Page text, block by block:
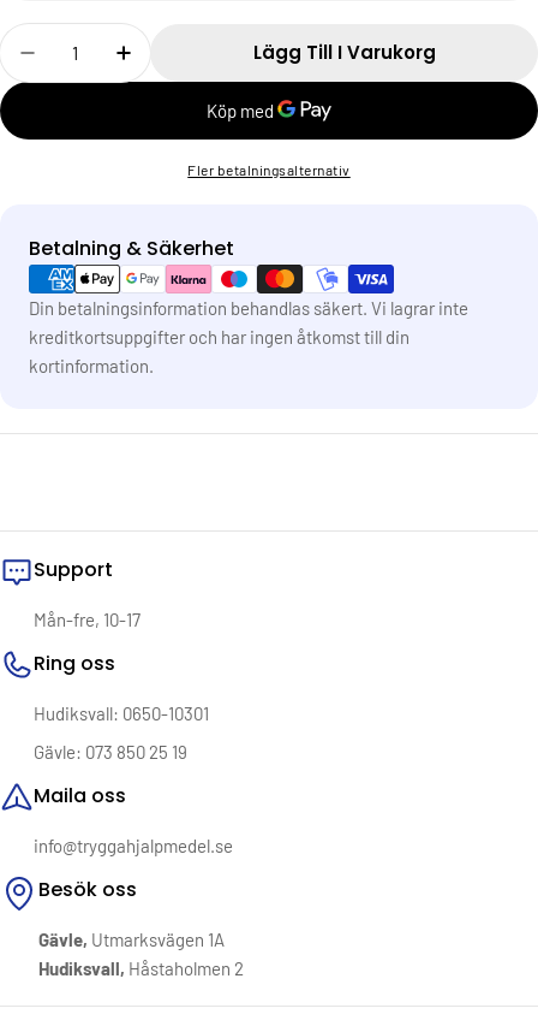
Antal
Lägg Till I Varukorg
Fler betalningsalternativ
Betalning & Säkerhet
Betalningsmetoder
Din betalningsinformation behandlas säkert. Vi lagrar inte
kreditkortsuppgifter och har ingen åtkomst till din
kortinformation.
Support
Mån-fre, 10-17
Ring oss
Hudiksvall: 0650-10301
Gävle: 073 850 25 19
Maila oss
info@tryggahjalpmedel.se
Besök oss
Gävle, Utmarksvägen 1A
Hudiksvall, Håstaholmen 2